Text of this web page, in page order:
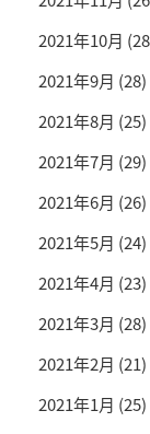
2021年10月
2021年9月 (28)
2021年8月 (25)
2021年7月 (29)
2021年6月 (26)
2021年5月 (24)
2021年4月 (23)
2021年3月 (28)
2021年2月 (21)
2021年1月 (25)